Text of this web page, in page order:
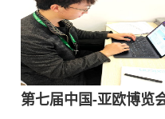
第七届中国-亚欧博览